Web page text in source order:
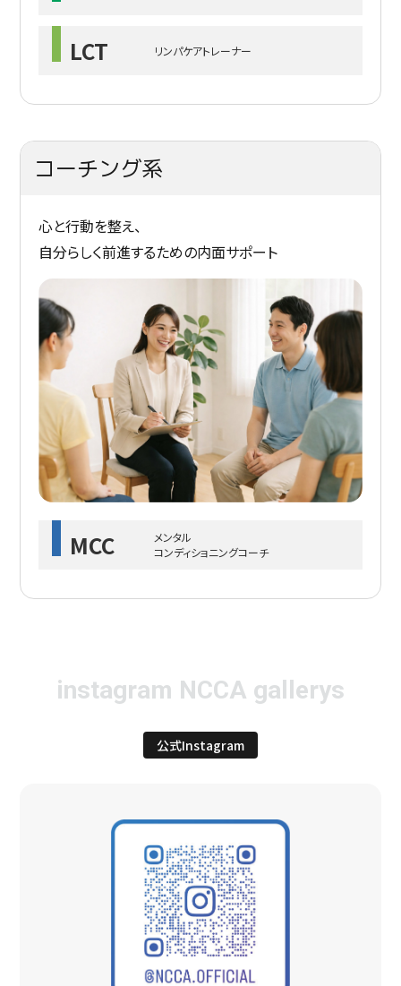
LCT
リンパケアトレーナー
コーチング系
心と行動を整え、
自分らしく前進するための内面サポート
MCC
メンタル
コンディショニングコーチ
instagram NCCA gallerys
公式Instagram